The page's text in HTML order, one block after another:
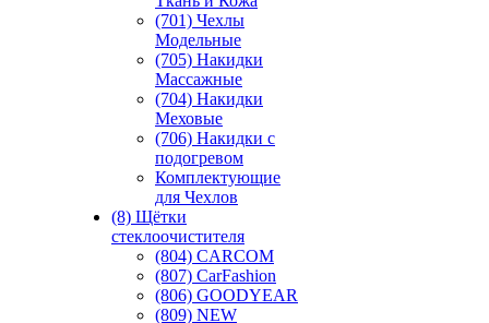
(701) Чехлы
Модельные
(705) Накидки
Массажные
(704) Накидки
Меховые
(706) Накидки с
подогревом
Комплектующие
для Чехлов
(8) Щётки
стеклоочистителя
(804) CARCOM
(807) CarFashion
(806) GOODYEAR
(809) NEW